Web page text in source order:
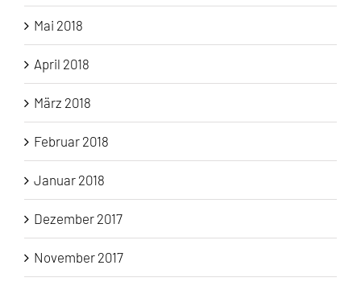
Mai 2018
April 2018
März 2018
Februar 2018
Januar 2018
Dezember 2017
November 2017